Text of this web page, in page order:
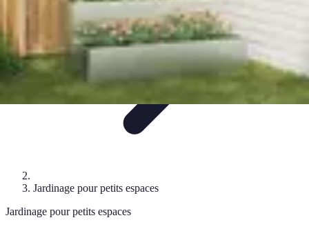
Jardinage pour petits espaces
Jardinage pour petits espaces